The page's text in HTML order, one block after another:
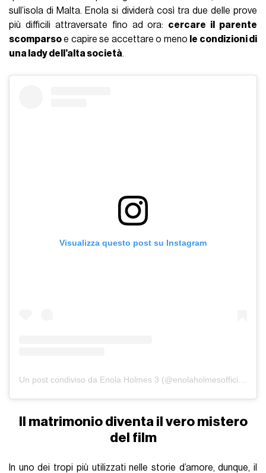
sull’isola di Malta. Enola si dividerà così tra due delle prove
più difficili attraversate fino ad ora: cercare il parente
scomparsoe capire se accettare o meno le condizioni di
una lady dell’alta società.
Visualizza questo post su Instagram
Il matrimonio diventa il vero mistero
del film
In uno dei tropi più utilizzati nelle storie d’amore, dunque, il